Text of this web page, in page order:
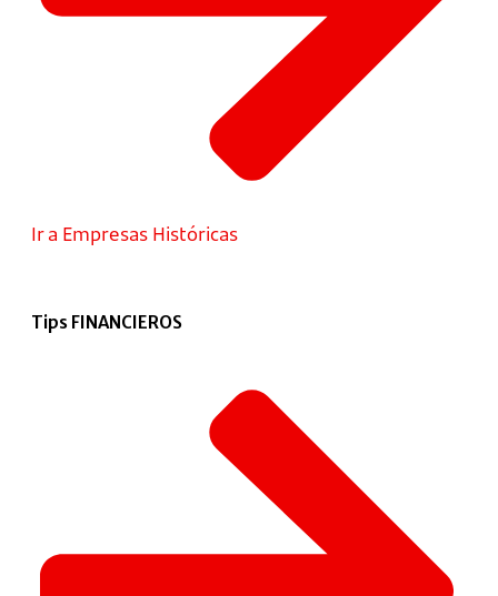
Ir a Empresas Históricas
Tips FINANCIEROS